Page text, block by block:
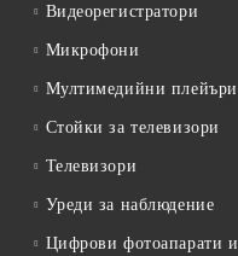
Видеорегистратори
Микрофони
Мултимедийни плейъри
Стойки за телевизори
Телевизори
Уреди за наблюдение
Цифрови фотоапарати и